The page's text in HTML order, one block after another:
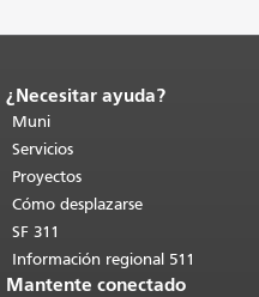
Fin del contenido de la página.
de esta página se repite en todas las
páginas.Volver al principio del
contenido principal
¿Necesitar ayuda?
Muni
Servicios
Proyectos
Cómo desplazarse
SF 311
Información regional 511
Mantente conectado